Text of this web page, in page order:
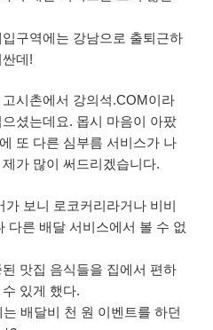
구역에는 강남으로 출퇴근하
데!
시촌에서 강의석.COM이라
셨는데요. 몹시 마음이 아팠
또 다른 심부름 서비스가 나
가 많이 써드리겠습니다.
가 보니 로코커리라거나 비비
다른 배달 서비스에서 볼 수 없
맛집 음식들을 집에서 편하
있게 했다.
배달비 천 원 이벤트를 하던